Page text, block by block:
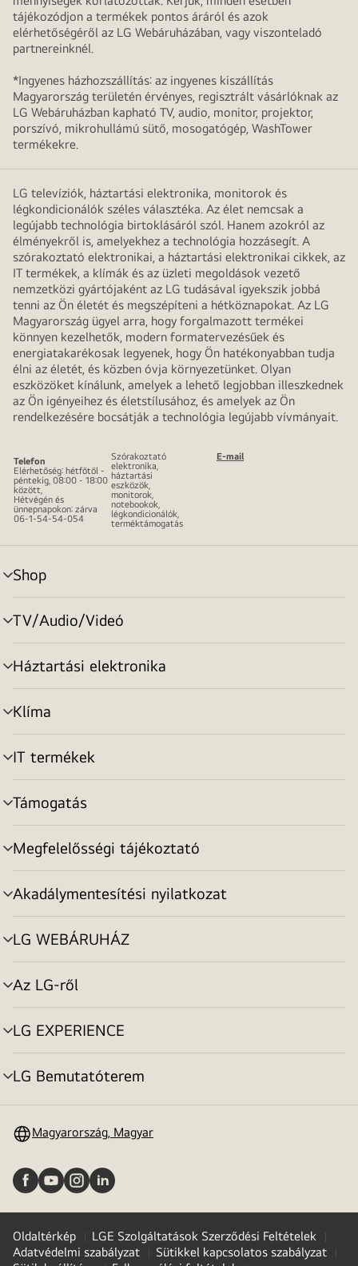
tájékozódjon a termékek pontos áráról és azok
elérhetőségéről az LG Webáruházában, vagy viszonteladó
partnereinknél.
*Ingyenes házhozszállítás: az ingyenes kiszállítás
Magyarország területén érvényes, regisztrált vásárlóknak az
LG Webáruházban kapható TV, audio, monitor, projektor,
porszívó, mikrohullámú sütő, mosogatógép, WashTower
termékekre.
LG televíziók, háztartási elektronika, monitorok és
légkondicionálók széles választéka. Az élet nemcsak a
legújabb technológia birtoklásáról szól. Hanem azokról az
élményekről is, amelyekhez a technológia hozzásegít. A
szórakoztató elektronikai, a háztartási elektronikai cikkek, az
IT termékek, a klímák és az üzleti megoldások vezető
nemzetközi gyártójaként az LG tudásával igyekszik jobbá
tenni az Ön életét és megszépíteni a hétköznapokat. Az LG
Magyarország ügyel arra, hogy forgalmazott termékei
könnyen kezelhetők, modern formatervezésűek és
energiatakarékosak legyenek, hogy Ön hatékonyabban tudja
élni az életét, és közben óvja környezetünket. Olyan
eszközöket kínálunk, amelyek a lehető legjobban illeszkednek
az Ön igényeihez és életstílusához, és amelyek az Ön
rendelkezésére bocsátják a technológia legújabb vívmányait.
Telefon
Elérhetőség: hétfőtől -
péntekig, 08:00 - 18:00
között,
Hétvégén és
ünnepnapokon: zárva
06-1-54-54-054
Szórakoztató
elektronika,
háztartási
eszközök,
monitorok,
notebookok,
légkondicionálók,
terméktámogatás
E-mail
Shop
menu
toggle
TV/Audio/Videó
menu
toggle
Háztartási elektronika
menu
toggle
Klíma
menu
toggle
IT termékek
menu
toggle
Támogatás
menu
toggle
Megfelelősségi tájékoztató
menu
toggle
Akadálymentesítési nyilatkozat
menu
toggle
LG WEBÁRUHÁZ
menu
toggle
Az LG-ről
menu
toggle
LG EXPERIENCE
menu
toggle
LG Bemutatóterem
menu
Magyarország, Magyar
Oldaltérkép
LGE Szolgáltatások Szerződési Feltételek
Adatvédelmi szabályzat
Sütikkel kapcsolatos szabályzat